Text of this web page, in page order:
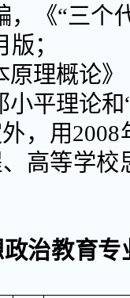
，《“三个
；
理概论》
平理论
外，用
高等学
治教育